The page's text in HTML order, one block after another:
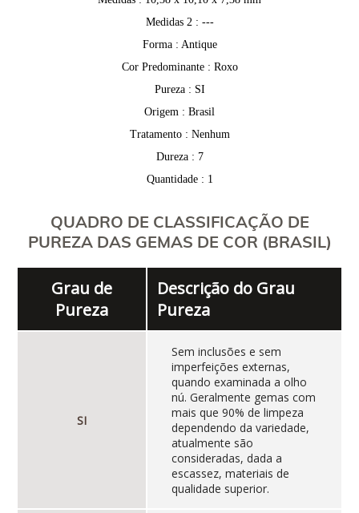
Medidas 2 : ---
Forma : Antique
Cor Predominante : Roxo
Pureza : SI
Origem : Brasil
Tratamento : Nenhum
Dureza : 7
Quantidade : 1
QUADRO DE CLASSIFICAÇÃO DE
PUREZA DAS GEMAS DE COR (BRASIL)
Grau de
Pureza
Descrição do Grau
Pureza
SI
Sem inclusões e sem
imperfeições externas,
quando examinada a olho
nú. Geralmente gemas com
mais que 90% de limpeza
dependendo da variedade,
atualmente são
consideradas, dada a
escassez, materiais de
qualidade superior.